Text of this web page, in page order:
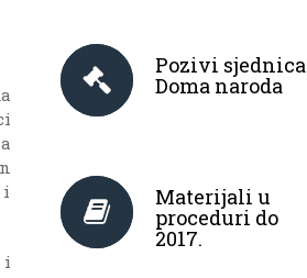
i
i
Pozivi sjednica
Doma naroda
Materijali u
proceduri do
2017.